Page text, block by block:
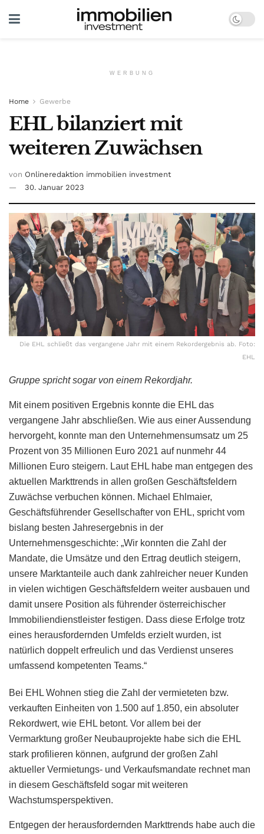
WERBUNG
Home Gewerbe
EHL bilanziert mit
weiteren Zuwächsen
von Onlineredaktion immobilien investment
30. Januar 2023
Die EHL schließt das vergangene Jahr mit einem Rekordergebnis ab. Foto:
EHL
Gruppe spricht sogar von einem Rekordjahr.
Mit einem positiven Ergebnis konnte die EHL das
vergangene Jahr abschließen. Wie aus einer Aussendung
hervorgeht, konnte man den Unternehmensumsatz um 25
Prozent von 35 Millionen Euro 2021 auf nunmehr 44
Millionen Euro steigern. Laut EHL habe man entgegen des
aktuellen Markttrends in allen großen Geschäftsfeldern
Zuwächse verbuchen können. Michael Ehlmaier,
Geschäftsführender Gesellschafter von EHL, spricht vom
bislang besten Jahresergebnis in der
Unternehmensgeschichte: „Wir konnten die Zahl der
Mandate, die Umsätze und den Ertrag deutlich steigern,
unsere Marktanteile auch dank zahlreicher neuer Kunden
in vielen wichtigen Geschäftsfeldern weiter ausbauen und
damit unsere Position als führender österreichischer
Immobiliendienstleister festigen. Dass diese Erfolge trotz
eines herausfordernden Umfelds erzielt wurden, ist
natürlich doppelt erfreulich und das Verdienst unseres
umfassend kompetenten Teams.“
Bei EHL Wohnen stieg die Zahl der vermieteten bzw.
verkauften Einheiten von 1.500 auf 1.850, ein absoluter
Rekordwert, wie EHL betont. Vor allem bei der
Vermarktung großer Neubauprojekte habe sich die EHL
stark profilieren können, aufgrund der großen Zahl
aktueller Vermietungs- und Verkaufsmandate rechnet man
in diesem Geschäftsfeld sogar mit weiteren
Wachstumsperspektiven.
Entgegen der herausfordernden Markttrends habe auch die